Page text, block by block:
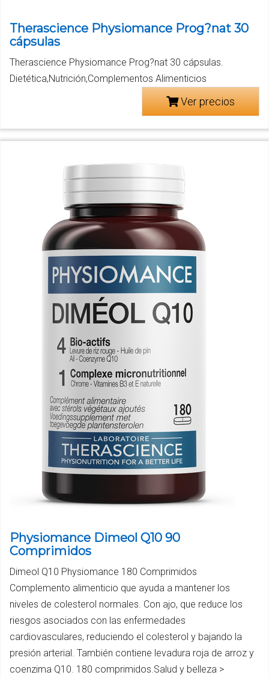
Therascience Physiomance Prog?nat 30
cápsulas
Therascience Physiomance Prog?nat 30 cápsulas.
Dietética,Nutrición,Complementos Alimenticios
Ver precios
Physiomance Dimeol Q10 90
Comprimidos
Dimeol Q10 Physiomance 180 Comprimidos
Complemento alimenticio que ayuda a mantener los
niveles de colesterol normales. Con ajo, que reduce los
riesgos asociados con las enfermedades
cardiovasculares, reduciendo el colesterol y bajando la
presión arterial. También contiene levadura roja de arroz y
coenzima Q10. 180 comprimidos.Salud y belleza >